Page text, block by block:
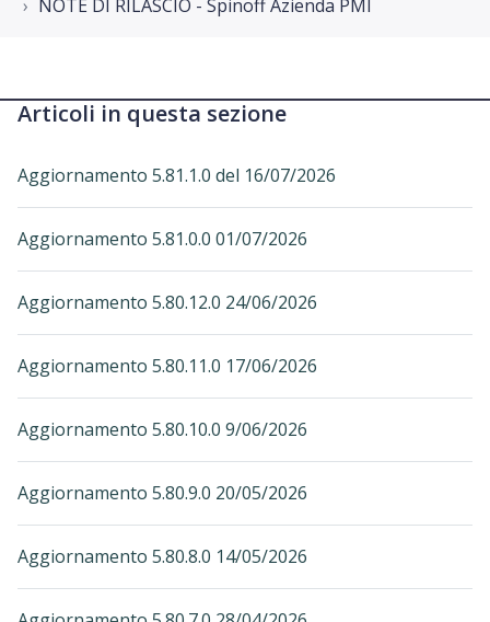
NOTE DI RILASCIO - Spinoff Azienda PMI
Articoli in questa sezione
Aggiornamento 5.81.1.0 del 16/07/2026
Aggiornamento 5.81.0.0 01/07/2026
Aggiornamento 5.80.12.0 24/06/2026
Aggiornamento 5.80.11.0 17/06/2026
Aggiornamento 5.80.10.0 9/06/2026
Aggiornamento 5.80.9.0 20/05/2026
Aggiornamento 5.80.8.0 14/05/2026